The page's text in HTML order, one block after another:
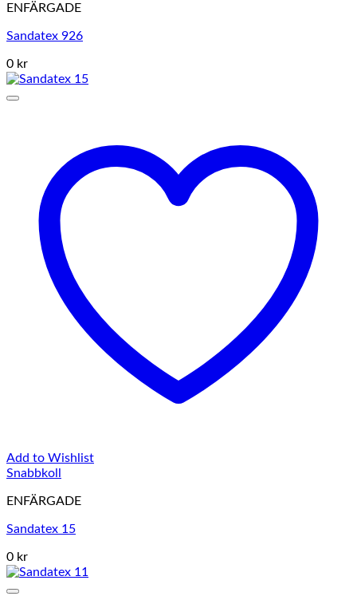
ENFÄRGADE
Sandatex 926
0 kr
Add to Wishlist
Snabbkoll
ENFÄRGADE
Sandatex 15
0 kr